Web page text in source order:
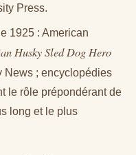
Press.
1925 : American
Husky Sled Dog Hero
News ; encyclopédies
le rôle prépondérant de
long et le plus